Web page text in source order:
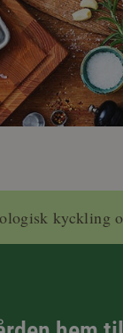
kyckling